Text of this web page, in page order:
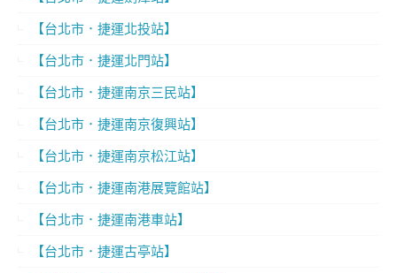
【台北市．捷運北投站】
【台北市．捷運北門站】
【台北市．捷運南京三民站】
【台北市．捷運南京復興站】
【台北市．捷運南京松江站】
【台北市．捷運南港展覽館站】
【台北市．捷運南港車站】
【台北市．捷運古亭站】